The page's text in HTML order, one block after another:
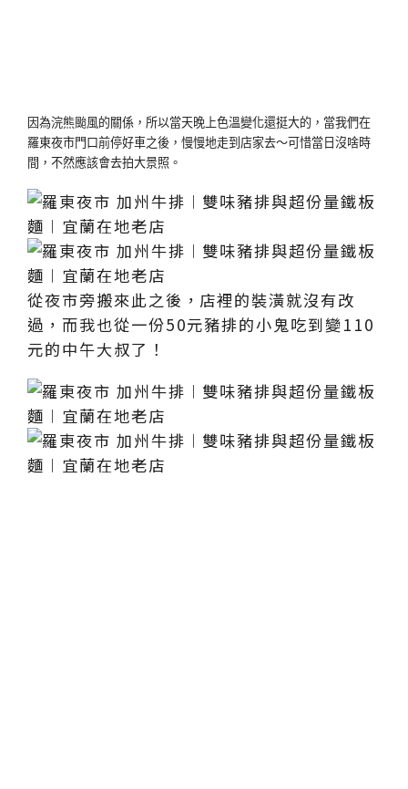
因為浣熊颱風的關係，所以當天晚上色溫變化還挺大的，當我們在
羅東夜市門口前停好車之後，慢慢地走到店家去～可惜當日沒啥時
間，不然應該會去拍大景照。
從夜市旁搬來此之後，店裡的裝潢就沒有改
過，而我也從一份50元豬排的小鬼吃到變110
元的中午大叔了！